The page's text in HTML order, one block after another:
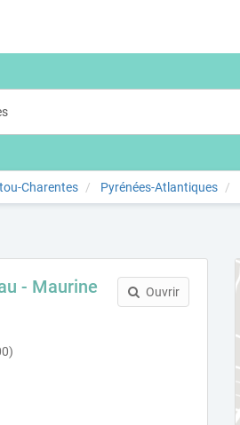
Charentes Pyrénées-Atlantiques
- Maurine
Ouvrir